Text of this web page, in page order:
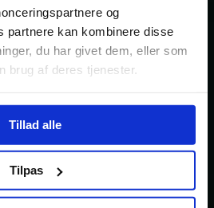
og
partnere kan kombinere disse
du har givet dem, eller som
brug af deres tjenester.
Tillad alle
Tilpas